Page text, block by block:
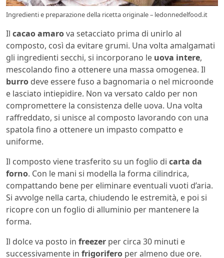
Ingredienti e preparazione della ricetta originale – ledonnedelfood.it
Il cacao amarova setacciato prima di unirlo al
composto, così da evitare grumi. Una volta amalgamati
gli ingredienti secchi, si incorporano le uova intere,
mescolando fino a ottenere una massa omogenea. Il
burro deve essere fuso a bagnomaria o nel microonde
e lasciato intiepidire. Non va versato caldo per non
compromettere la consistenza delle uova. Una volta
raffreddato, si unisce al composto lavorando con una
spatola fino a ottenere un impasto compatto e
uniforme.
Il composto viene trasferito su un foglio di carta da
forno. Con le mani si modella la forma cilindrica,
compattando bene per eliminare eventuali vuoti d’aria.
Si avvolge nella carta, chiudendo le estremità, e poi si
ricopre con un foglio di alluminio per mantenere la
forma.
Il dolce va posto in freezer per circa 30 minuti e
successivamente in frigorifero per almeno due ore.